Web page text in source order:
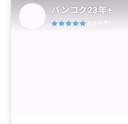
バンコク23年+
5.0 (6件)